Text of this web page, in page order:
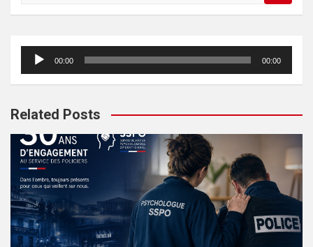
a
Lecteur
audio
00:00 00:00
Related Posts